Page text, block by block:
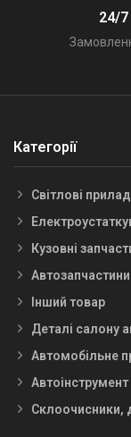
24/
Категорії
Світлові
Кузовні
Автозапчастини
Інший товар
Деталі салону
Автомобільне
Склоочисники,